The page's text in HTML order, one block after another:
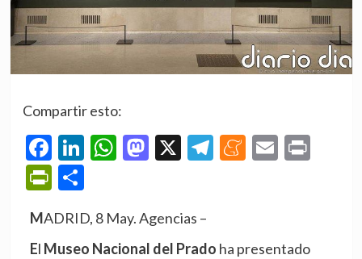
Compartir esto:
Facebook
LinkedIn
WhatsApp
Mastodon
X Telegram
Meneame
Email
PrintFriendly
Compartir
MADRID, 8 May. Agencias –
El Museo Nacional del Prado ha presentado